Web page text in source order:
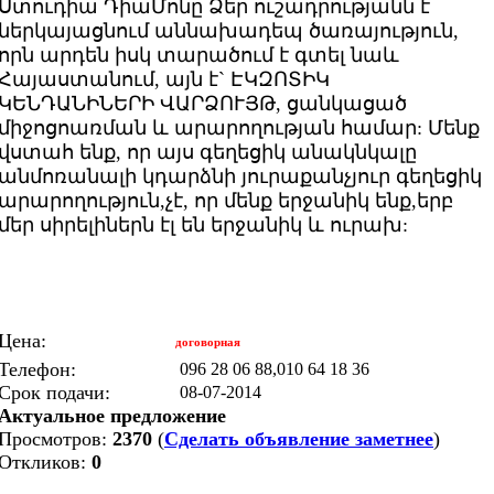
ԴիաՄոնը Ձեր ուշադրությանն է
աննախադեպ ծառայություն,
արդեն իսկ տարածում է գտել նաև
այն է` ԷԿԶՈՏԻԿ
ՎԱՐՁՈՒՅԹ, ցանկացած
և արարողության համար: Մենք
ենք, որ այս գեղեցիկ անակնկալը
կդարձնի յուրաքանչյուր գեղեցիկ
որ մենք երջանիկ ենք,երբ
սիրելիներն էլ են երջանիկ և ուրախ:
договорная
096 28 06 88,010 64 18 36
подачи: 08-07-2014
предложение
2370 (Сделать объявление заметнее)
0